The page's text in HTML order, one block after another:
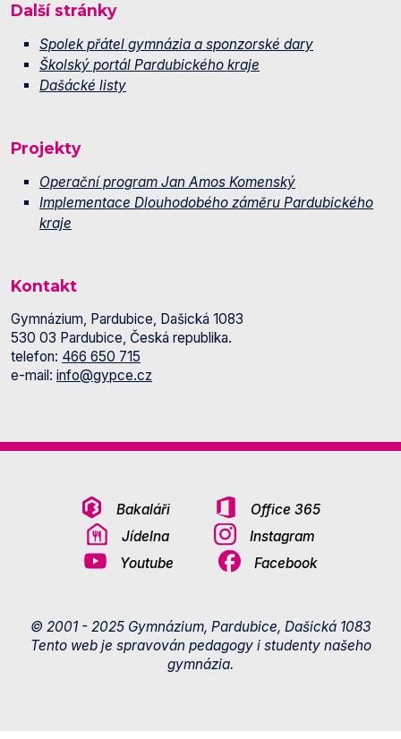
Další stránky
Spolek přátel gymnázia a sponzorské dary
Školský portál Pardubického kraje
Dašácké listy
Projekty
Operační program Jan Amos Komenský
Implementace Dlouhodobého záměru Pardubického
kraje
Kontakt
Gymnázium, Pardubice, Dašická 1083
530 03 Pardubice, Česká republika.
telefon: 466 650 715
e-mail: info@gypce.cz
Bakaláři
Office 365
Jídelna
Instagram
Youtube
Facebook
© 2001 - 2025 Gymnázium, Pardubice, Dašická 1083
Tento web je spravován pedagogy i studenty našeho
gymnázia.